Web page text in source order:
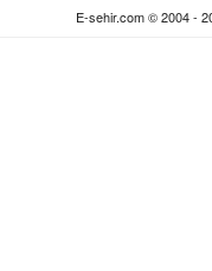
E-sehir.com © 2004 -